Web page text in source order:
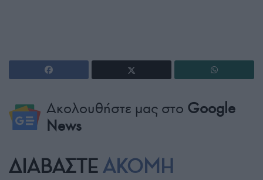
Ακολουθήστε μας στο Google
News
ΔΙΑΒΑΣΤΕ ΑΚΟΜΗ